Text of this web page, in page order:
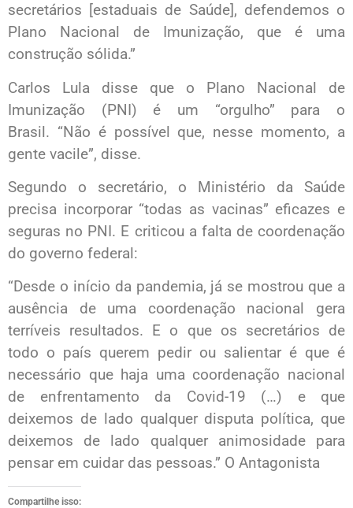
secretários [estaduais de Saúde], defendemos o
Plano Nacional de Imunização, que é uma
construção sólida.”
Carlos Lula disse que o Plano Nacional de
Imunização (PNI) é um “orgulho” para o
Brasil. “Não é possível que, nesse momento, a
gente vacile”, disse.
Segundo o secretário, o Ministério da Saúde
precisa incorporar “todas as vacinas” eficazes e
seguras no PNI. E criticou a falta de coordenação
do governo federal:
“Desde o início da pandemia, já se mostrou que a
ausência de uma coordenação nacional gera
terríveis resultados. E o que os secretários de
todo o país querem pedir ou salientar é que é
necessário que haja uma coordenação nacional
de enfrentamento da Covid-19 (…) e que
deixemos de lado qualquer disputa política, que
deixemos de lado qualquer animosidade para
pensar em cuidar das pessoas.” O Antagonista
Compartilhe isso: